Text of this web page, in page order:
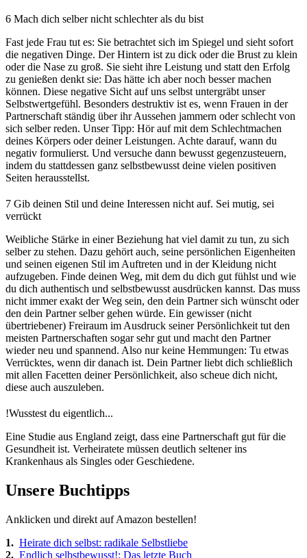
6 Mach dich selber nicht schlechter als du bist
Fast jede Frau tut es: Sie betrachtet sich im Spiegel und sieht sofort
die negativen Dinge. Der Hintern ist zu dick oder die Brust zu klein
oder die Nase zu groß. Sie sieht ihre Leistung und statt den Erfolg
zu genießen denkt sie: Das hätte ich aber noch besser machen
können. Diese negative Sicht auf uns selbst untergräbt unser
Selbstwertgefühl. Besonders destruktiv ist es, wenn Frauen in der
Partnerschaft ständig über ihr Aussehen jammern oder schlecht von
sich selber reden. Unser Tipp: Hör auf mit dem Schlechtmachen
deines Körpers oder deiner Leistungen. Achte darauf, wann du
negativ formulierst. Und versuche dann bewusst gegenzusteuern,
indem du stattdessen ganz selbstbewusst deine vielen positiven
Seiten herausstellst.
7 Gib deinen Stil und deine Interessen nicht auf. Sei mutig, sei
verrückt
Weibliche Stärke in einer Beziehung hat viel damit zu tun, zu sich
selber zu stehen. Dazu gehört auch, seine persönlichen Eigenheiten
und seinen eigenen Stil im Auftreten und in der Kleidung nicht
aufzugeben. Finde deinen Weg, mit dem du dich gut fühlst und wie
du dich authentisch und selbstbewusst ausdrücken kannst. Das muss
nicht immer exakt der Weg sein, den dein Partner sich wünscht oder
den dein Partner selber gehen würde. Ein gewisser (nicht
übertriebener) Freiraum im Ausdruck seiner Persönlichkeit tut den
meisten Partnerschaften sogar sehr gut und macht den Partner
wieder neu und spannend. Also nur keine Hemmungen: Tu etwas
Verrücktes, wenn dir danach ist. Dein Partner liebt dich schließlich
mit allen Facetten deiner Persönlichkeit, also scheue dich nicht,
diese auch auszuleben.
!Wusstest du eigentlich...
Eine Studie aus England zeigt, dass eine Partnerschaft gut für die
Gesundheit ist. Verheiratete müssen deutlich seltener ins
Krankenhaus als Singles oder Geschiedene.
Unsere Buchtipps
Anklicken und direkt auf Amazon bestellen!
1. Heirate dich selbst: radikale Selbstliebe
2. Endlich selbstbewusst!: Das letzte Buch